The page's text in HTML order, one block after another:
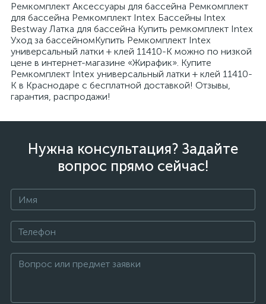
Ремкомплект Аксессуары для бассейна Ремкомплект
для бассейна Ремкомплект Intex Бассейны Intex
Bestway Латка для бассейна Купить ремкомплект Intex
Уход за бассейномКупить Ремкомплект Intex
универсальный латки + клей 11410-K можно по низкой
цене в интернет-магазине «Жирафик». Купите
Ремкомплект Intex универсальный латки + клей 11410-
K в Краснодаре с бесплатной доставкой! Отзывы,
гарантия, распродажи!
Нужна консультация? Задайте
вопрос прямо сейчас!